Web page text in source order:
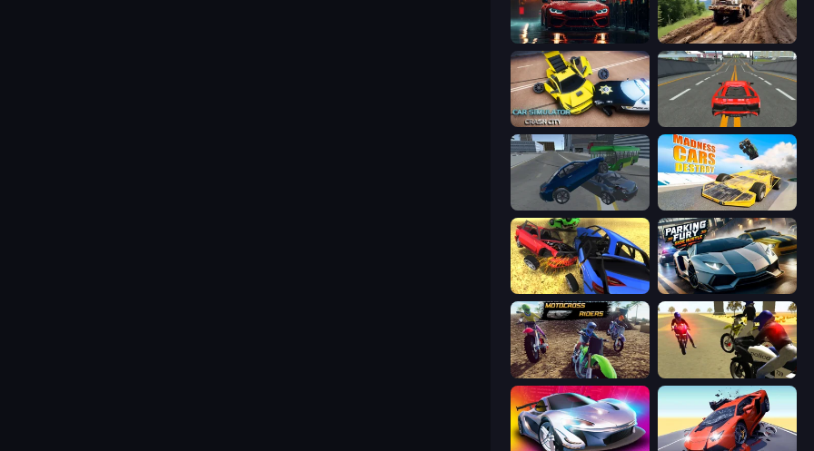
Driving School Simulator Hill Travel 3D
Car Simulator: Crash City Modern Car Racing 2
Offroader V6 Madness Cars Destroy
Car Crash Simulator Royale Parking Fury 3D: Side Hustle
MotoCross Riders 3D Moto Simulator 2